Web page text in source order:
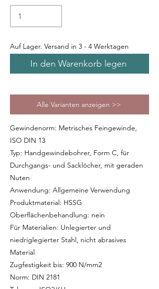
Auf Lager. Versand in 3 - 4 Werktagen
In den Warenkorb legen
Alle Varianten anzeigen >>
Gewindenorm: Metrisches Feingewinde,
ISO DIN 13
Typ: Handgewindebohrer, Form C, für
Durchgangs- und Sacklöcher, mit geraden
Nuten
Anwendung: Allgemeine Verwendung
Produktmaterial: HSSG
Oberflächenbehandlung: nein
Für Materialien: Unlegierter und
niedriglegierter Stahl, nicht abrasives
Material
Zugfestigkeit bis: 900 N/mm2
Norm: DIN 2181